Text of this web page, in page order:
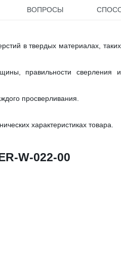
ВОПРОСЫ
в твердых материалах, таких
правильности сверления и
просверливания.
характеристиках товара.
W-022-00